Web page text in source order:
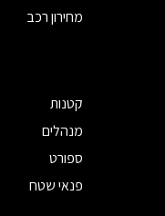
מחירון רכב
קטנות
מנהלים
ספורט
פנאי שטח